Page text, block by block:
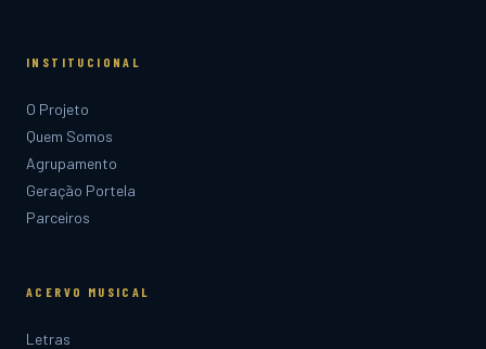
INSTITUCIONAL
O Projeto
Quem Somos
Agrupamento
Geração Portela
Parceiros
ACERVO MUSICAL
Letras